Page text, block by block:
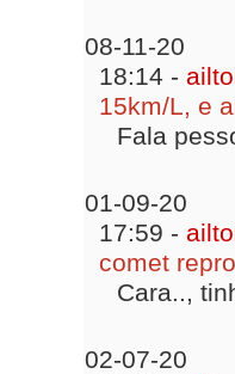
08-11-20
18:14 -
15km/L, e
Fala
01-09-20
17:59 -
comet
Cara..,
02-07-20